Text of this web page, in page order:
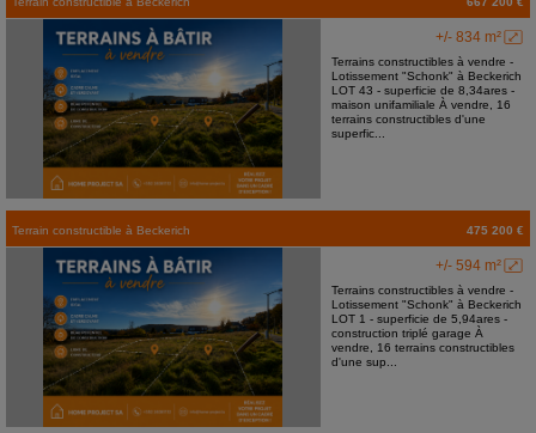
+/- 834 m²
Terrains constructibles à vendre -
Lotissement "Schonk" à Beckerich
LOT 43 - superficie de 8,34ares -
maison unifamiliale À vendre, 16
terrains constructibles d'une
superfic...
Terrain constructible à Beckerich 475 200 €
+/- 594 m²
Terrains constructibles à vendre -
Lotissement "Schonk" à Beckerich
LOT 1 - superficie de 5,94ares -
construction triplé garage À
vendre, 16 terrains constructibles
d'une sup...